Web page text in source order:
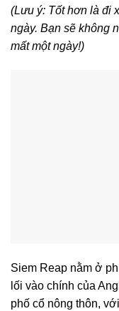
(Lưu ý: Tốt hơn là đi
ngày. Bạn sẽ không
mất một ngày!)
Siem Reap nằm ở
lối vào chính của
phố cổ nông thôn,